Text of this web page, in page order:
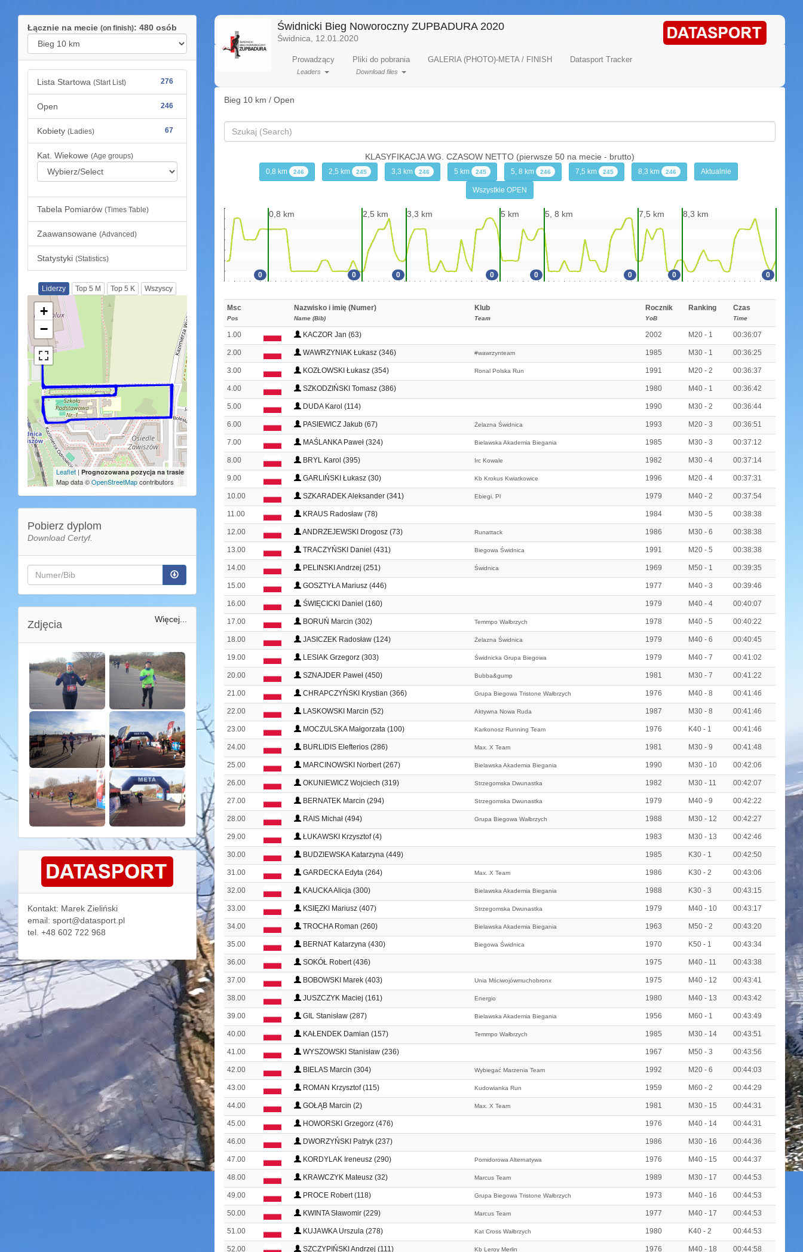
Łącznie na mecie (on finish): 480 osób
Lista Startowa (Start List) 276
Open 246
Kobiety (Ladies) 67
Kat. Wiekowe (Age groups)
Tabela Pomiarów (Times Table)
Zaawansowane (Advanced)
Statystyki (Statistics)
Liderzy Top 5 M Top 5 K Wszyscy
+
−
Leaflet|Prognozowana pozycja na trasie
Map data ©OpenStreetMapcontributors
Pobierz dyplom
Download Certyf.
Więcej...
Zdjęcia
Kontakt: Marek Zieliński
email: sport@datasport.pl
tel. +48 602 722 968
Świdnicki Bieg Noworoczny ZUPBADURA 2020
Świdnica, 12.01.2020
Prowadzący
Leaders
Pliki do pobrania
Download files
GALERIA (PHOTO)-META / FINISH Datasport Tracker
Bieg 10 km / Open
KLASYFIKACJA WG. CZASOW NETTO (pierwsze 50 na mecie - brutto)
0,8 km 246 2,5 km 245 3,3 km 246 5 km 245 5, 8 km 246 7,5 km 245 8,3 km 246 Aktualnie
Wszystkie OPEN
0
0,8 km
0
2,5 km
0
3,3 km
0
5 km
0
5, 8 km
0
7,5 km
0
8,3 km
0
Msc
Pos
Nazwisko i imię (Numer)
Name (Bib)
Klub
Team
Rocznik
YoB
Ranking Czas
Time
1.00 KACZOR Jan (63) 2002 M20 - 1 00:36:07
2.00 WAWRZYNIAK Łukasz (346) #wawrzynteam 1985 M30 - 1 00:36:25
3.00 KOZŁOWSKI Łukasz (354) Ronal Polska Run 1991 M20 - 2 00:36:37
4.00 SZKODZIŃSKI Tomasz (386) 1980 M40 - 1 00:36:42
5.00 DUDA Karol (114) 1990 M30 - 2 00:36:44
6.00 PASIEWICZ Jakub (67) Żelazna Świdnica 1993 M20 - 3 00:36:51
7.00 MAŚLANKA Paweł (324) Bielawska Akademia Biegania 1985 M30 - 3 00:37:12
8.00 BRYL Karol (395) Irc Kowale 1982 M30 - 4 00:37:14
9.00 GARLIŃSKI Łukasz (30) Kb Krokus Kwiatkowice 1996 M20 - 4 00:37:31
10.00 SZKARADEK Aleksander (341) Ebiegi. Pl 1979 M40 - 2 00:37:54
11.00 KRAUS Radosław (78) 1984 M30 - 5 00:38:38
12.00 ANDRZEJEWSKI Drogosz (73) Runattack 1986 M30 - 6 00:38:38
13.00 TRACZYŃSKI Daniel (431) Biegowa Świdnica 1991 M20 - 5 00:38:38
14.00 PELINSKI Andrzej (251) Świdnica 1969 M50 - 1 00:39:35
15.00 GOSZTYŁA Mariusz (446) 1977 M40 - 3 00:39:46
16.00 ŚWIĘCICKI Daniel (160) 1979 M40 - 4 00:40:07
17.00 BORUŃ Marcin (302) Temmpo Wałbrzych 1978 M40 - 5 00:40:22
18.00 JASICZEK Radosław (124) Żelazna Świdnica 1979 M40 - 6 00:40:45
19.00 LESIAK Grzegorz (303) Świdnicka Grupa Biegowa 1979 M40 - 7 00:41:02
20.00 SZNAJDER Paweł (450) Bubba&gump 1981 M30 - 7 00:41:22
21.00 CHRAPCZYŃSKI Krystian (366) Grupa Biegowa Tristone Wałbrzych 1976 M40 - 8 00:41:46
22.00 LASKOWSKI Marcin (52) Aktywna Nowa Ruda 1987 M30 - 8 00:41:46
23.00 MOCZULSKA Małgorzata (100) Karkonosz Running Team 1976 K40 - 1 00:41:46
24.00 BURLIDIS Elefterios (286) Max. X Team 1981 M30 - 9 00:41:48
25.00 MARCINOWSKI Norbert (267) Bielawska Akademia Biegania 1990 M30 - 10 00:42:06
26.00 OKUNIEWICZ Wojciech (319) Strzegomska Dwunastka 1982 M30 - 11 00:42:07
27.00 BERNATEK Marcin (294) Strzegomska Dwunastka 1979 M40 - 9 00:42:22
28.00 RAIS Michał (494) Grupa Biegowa Wałbrzych 1988 M30 - 12 00:42:27
29.00 ŁUKAWSKI Krzysztof (4) 1983 M30 - 13 00:42:46
30.00 BUDZIEWSKA Katarzyna (449) 1985 K30 - 1 00:42:50
31.00 GARDECKA Edyta (264) Max. X Team 1986 K30 - 2 00:43:06
32.00 KAUCKA Alicja (300) Bielawska Akademia Biegania 1988 K30 - 3 00:43:15
33.00 KSIĘZKI Mariusz (407) Strzegomska Dwunastka 1979 M40 - 10 00:43:17
34.00 TROCHA Roman (260) Bielawska Akademia Biegania 1963 M50 - 2 00:43:20
35.00 BERNAT Katarzyna (430) Biegowa Świdnica 1970 K50 - 1 00:43:34
36.00 SOKÓŁ Robert (436) 1975 M40 - 11 00:43:38
37.00 BOBOWSKI Marek (403) Unia Mściwojówmuchobronx 1975 M40 - 12 00:43:41
38.00 JUSZCZYK Maciej (161) Energio 1980 M40 - 13 00:43:42
39.00 GIL Stanisław (287) Bielawska Akademia Biegania 1956 M60 - 1 00:43:49
40.00 KAŁENDEK Damian (157) Temmpo Wałbrzych 1985 M30 - 14 00:43:51
41.00 WYSZOWSKI Stanisław (236) 1967 M50 - 3 00:43:56
42.00 BIELAS Marcin (304) Wybiegać Marzenia Team 1992 M20 - 6 00:44:03
43.00 ROMAN Krzysztof (115) Kudowianka Run 1959 M60 - 2 00:44:29
44.00 GOŁĄB Marcin (2) Max. X Team 1981 M30 - 15 00:44:31
45.00 HOWORSKI Grzegorz (476) 1976 M40 - 14 00:44:31
46.00 DWORZYŃSKI Patryk (237) 1986 M30 - 16 00:44:36
47.00 KORDYLAK Ireneusz (290) Pomidorowa Alternatywa 1976 M40 - 15 00:44:37
48.00 KRAWCZYK Mateusz (32) Marcus Team 1989 M30 - 17 00:44:53
49.00 PROCE Robert (118) Grupa Biegowa Tristone Wałbrzych 1973 M40 - 16 00:44:53
50.00 KWINTA Sławomir (229) Marcus Team 1977 M40 - 17 00:44:53
51.00 KUJAWKA Urszula (278) Kat Cross Wałbrzych 1980 K40 - 2 00:44:53
52.00 SZCZYPIŃSKI Andrzej (111) Kb Leroy Merlin 1976 M40 - 18 00:44:58